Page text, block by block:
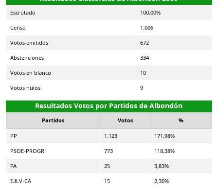
Escrutado 100,00%
Censo 1.006
Votos emitidos 672
Abstenciones 334
Votos en blanco 10
Votos nulos 9
Resultados Votos por Partidos de Albondón
Partidos Votos %
PP 1.123 171,98%
PSOE-PROGR. 773 118,38%
PA 25 3,83%
IULV-CA 15 2,30%